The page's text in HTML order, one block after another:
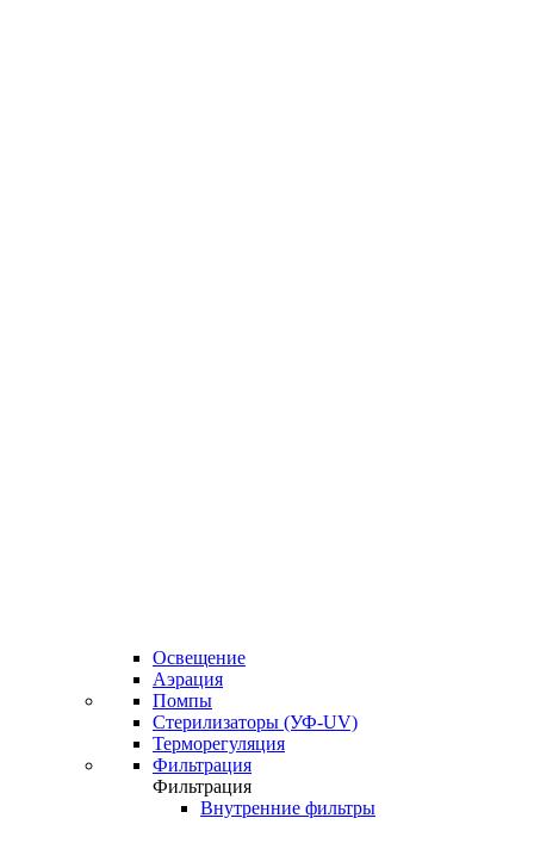
Освещение
Аэрация
Помпы
Стерилизаторы (УФ-UV)
Терморегуляция
Фильтрация
Фильтрация
Внутренние фильтры